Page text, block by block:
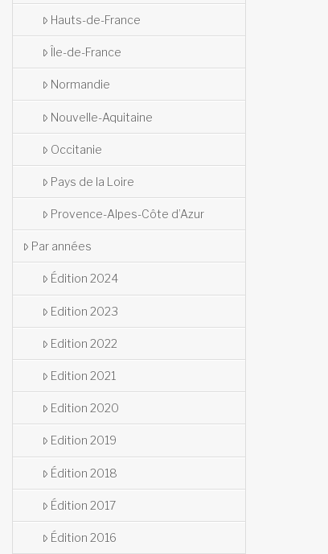
Hauts-de-France
Île-de-France
Normandie
Nouvelle-Aquitaine
Occitanie
Pays de la Loire
Provence-Alpes-Côte d’Azur
Par années
Édition 2024
Edition 2023
Edition 2022
Edition 2021
Edition 2020
Edition 2019
Édition 2018
Édition 2017
Édition 2016